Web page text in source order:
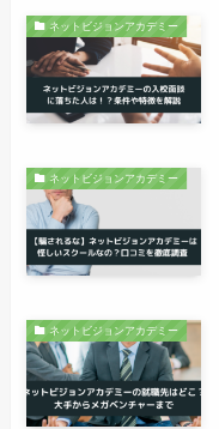
ネットビジョンアカデミー
ネットビジョンアカデミー
ネットビジョンアカデミー